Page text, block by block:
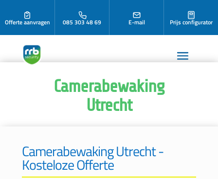
Offerte aanvragen 085 303 48 69 E-mail Prijs configurator
Camerabewaking
Utrecht
Camerabewaking Utrecht -
Kosteloze Offerte